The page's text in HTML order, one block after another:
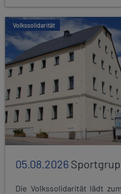
Volkssolidarität
05.08.2026
Die Volkssolidarität lädt